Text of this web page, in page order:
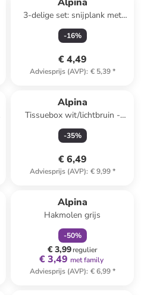
3-delige set: snijplank met
accessoires
(verrassingsproduct)
-16%
€ 4,49
Adviesprijs (AVP): € 5,39*
Alpina
Tissuebox wit/lichtbruin -
(B)26 x (H)13 x (D)8,6 cm
-35%
€ 6,49
Adviesprijs (AVP): € 9,99*
Alpina
Hakmolen grijs
-50%
€ 3,99regulier
€ 3,49 met family
Adviesprijs (AVP): € 6,99*